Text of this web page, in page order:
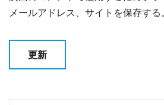
メールアドレス、サイトを保存する。